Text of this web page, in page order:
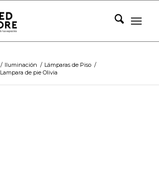
/ Iluminación / Lámparas de Piso /
Lampara de pie Olivia